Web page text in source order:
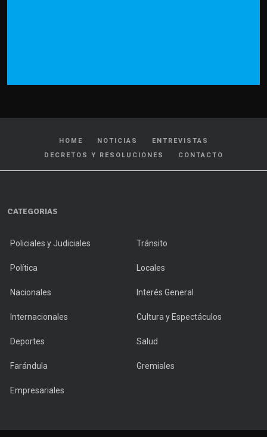
HOME NOTICIAS
ENTREVISTAS
DECRETOS Y RESOLUCIONES
CONTACTO
CATEGORIAS
Policiales y Judiciales Tránsito
Política Locales
Nacionales Interés General
Internacionales Cultura y Espectáculos
Deportes Salud
Farándula Gremiales
Empresariales